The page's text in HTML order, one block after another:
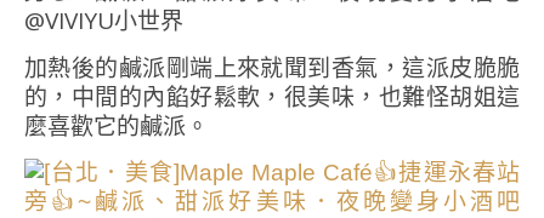
加熱後的鹹派剛端上來就聞到香氣，這派皮脆脆
的，中間的內餡好鬆軟，很美味，也難怪胡姐這
麼喜歡它的鹹派。